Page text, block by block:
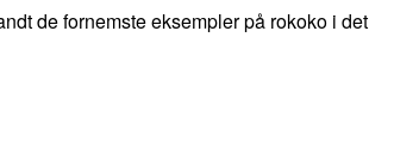
de fornemste eksempler på rokoko i det